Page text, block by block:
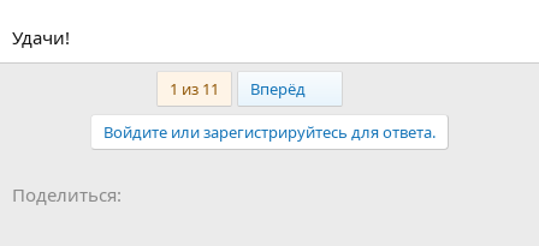
P.S. Смотрю большинство берут 2WD, вот все не решусь, надо
ли оно 4WD за +70 тыс или нет.
Удачи!
1 из 11 Вперёд
Войдите или зарегистрируйтесь для ответа.
Поделиться: